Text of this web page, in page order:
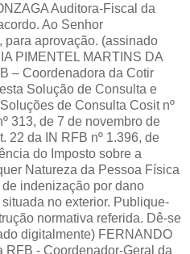
Auditora-Fiscal da
Ao Senhor
para aprovação. (assinado
PIMENTEL MARTINS DA
– Coordenadora da Cotir
Solução de Consulta e
de Consulta Cosit nº
313, de 7 de novembro de
22 da IN RFB nº 1.396, de
do Imposto sobre a
Natureza da Pessoa Física
indenização por dano
no exterior. Publique-
normativa referida. Dê-se
digitalmente) FERNANDO
RFB - Coordenador-Geral da